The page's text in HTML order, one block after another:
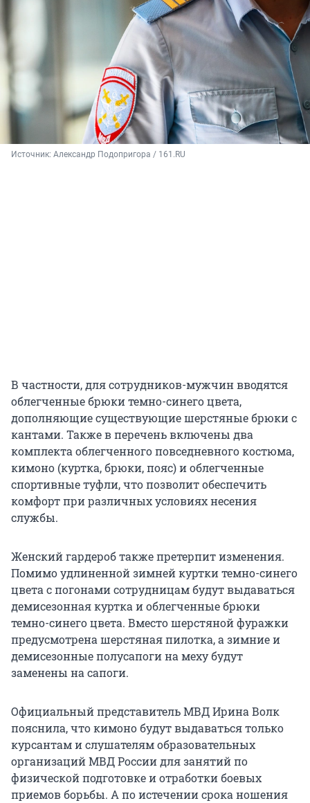
Источник: Александр Подопригора / 161.RU
В частности, для сотрудников-мужчин вводятся
облегченные брюки темно-синего цвета,
дополняющие существующие шерстяные брюки с
кантами. Также в перечень включены два
комплекта облегченного повседневного костюма,
кимоно (куртка, брюки, пояс) и облегченные
спортивные туфли, что позволит обеспечить
комфорт при различных условиях несения
службы.
Женский гардероб также претерпит изменения.
Помимо удлиненной зимней куртки темно-синего
цвета с погонами сотрудницам будут выдаваться
демисезонная куртка и облегченные брюки
темно-синего цвета. Вместо шерстяной фуражки
предусмотрена шерстяная пилотка, а зимние и
демисезонные полусапоги на меху будут
заменены на сапоги.
Официальный представитель МВД Ирина Волк
пояснила, что кимоно будут выдаваться только
курсантам и слушателям образовательных
организаций МВД России для занятий по
физической подготовке и отработки боевых
приемов борьбы. А по истечении срока ношения